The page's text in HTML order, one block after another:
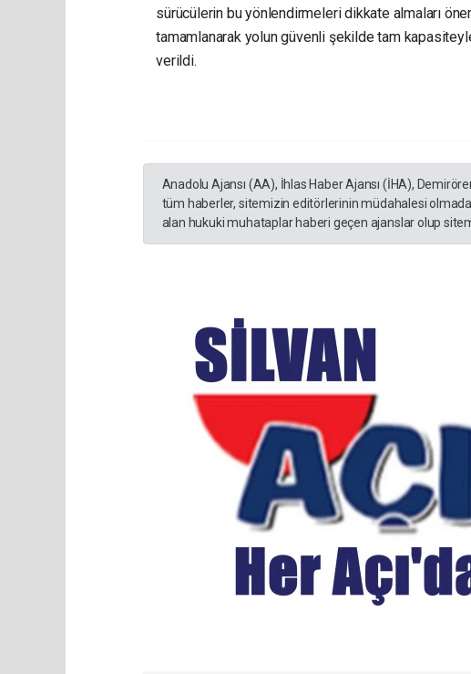
sürücülerin bu yönlendirmeleri dikkate almaları
tamamlanarak yolun güvenli şekilde tam
verildi.
Anadolu Ajansı (AA), İhlas Haber Ajansı (İHA),
tüm haberler, sitemizin editörlerinin müdahalesi
alan hukuki muhataplar haberi geçen ajanslar olup